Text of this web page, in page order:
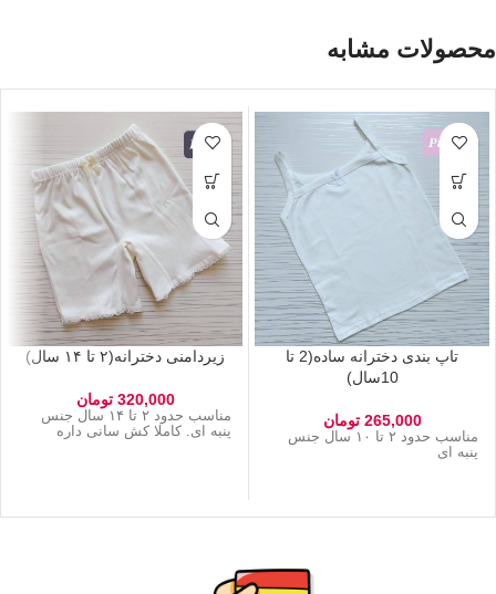
محصولات مشابه
تاپ بندی دخترانه ساده(2 تا
10سال)
265,000 تومان
مناسب حدود ۲ تا ۱۰ سال جنس
پنبه ای
زیردامنی دخترانه(۲ تا ۱۴ سال)
320,000 تومان
مناسب حدود ۲ تا ۱۴ سال جنس
پنبه ای. کاملا کش سانی داره